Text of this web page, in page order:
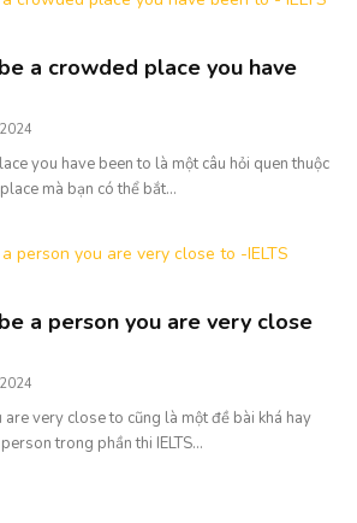
a crowded place you have
you have been to là một câu hỏi quen thuộc
mà bạn có thể bắt...
a person you are very close
very close to cũng là một đề bài khá hay
trong phần thi IELTS...